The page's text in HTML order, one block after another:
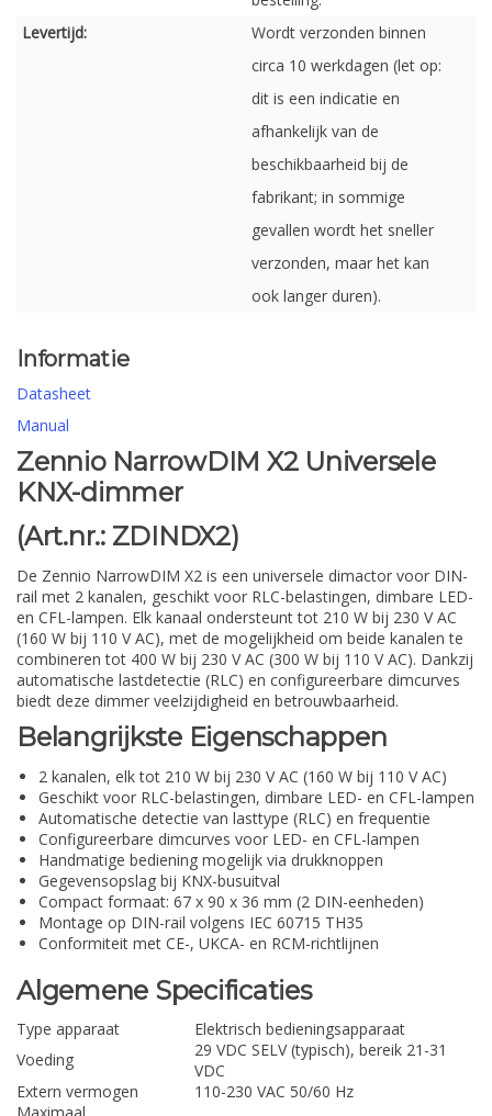
Levertijd:
Wordt verzonden binnen
circa 10 werkdagen (let op:
dit is een indicatie en
afhankelijk van de
beschikbaarheid bij de
fabrikant; in sommige
gevallen wordt het sneller
verzonden, maar het kan
ook langer duren).
Informatie
Datasheet
Manual
Zennio NarrowDIM X2 Universele
KNX-dimmer
(Art.nr.: ZDINDX2)
De Zennio NarrowDIM X2 is een universele dimactor voor DIN-
rail met 2 kanalen, geschikt voor RLC-belastingen, dimbare LED-
en CFL-lampen. Elk kanaal ondersteunt tot 210 W bij 230 V AC
(160 W bij 110 V AC), met de mogelijkheid om beide kanalen te
combineren tot 400 W bij 230 V AC (300 W bij 110 V AC). Dankzij
automatische lastdetectie (RLC) en configureerbare dimcurves
biedt deze dimmer veelzijdigheid en betrouwbaarheid.
Belangrijkste Eigenschappen
2 kanalen, elk tot 210 W bij 230 V AC (160 W bij 110 V AC)
Geschikt voor RLC-belastingen, dimbare LED- en CFL-lampen
Automatische detectie van lasttype (RLC) en frequentie
Configureerbare dimcurves voor LED- en CFL-lampen
Handmatige bediening mogelijk via drukknoppen
Gegevensopslag bij KNX-busuitval
Compact formaat: 67 x 90 x 36 mm (2 DIN-eenheden)
Montage op DIN-rail volgens IEC 60715 TH35
Conformiteit met CE-, UKCA- en RCM-richtlijnen
Algemene Specificaties
Type apparaat
Elektrisch bedieningsapparaat
Voeding
29 VDC SELV (typisch), bereik 21-31
VDC
Extern vermogen
110-230 VAC 50/60 Hz